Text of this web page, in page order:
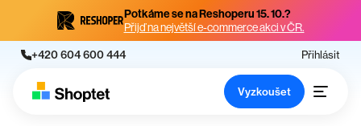
Potkáme se na Reshoperu 15. 10.?
Přijď na největší e-commerce akci v ČR.
+420 604 600 444 Přihlásit
Vyzkoušet